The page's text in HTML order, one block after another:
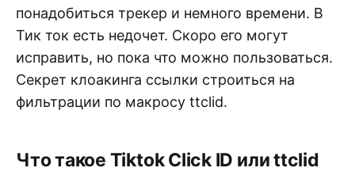
понадобиться трекер и немного времени. В
Тик ток есть недочет. Скоро его могут
исправить, но пока что можно пользоваться.
Секрет клоакинга ссылки строиться на
фильтрации по макросу ttclid.
Что такое Tiktok Click ID или ttclid